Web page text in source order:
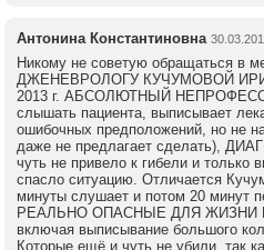
Антонина Константиновна
Никому не советую обращаться в
ДЖЕНЕВРОЛОГУ КУЧУМОВОЙ
2013 г. АБСОЛЮТНЫЙ
слышать пациента, выписывает
ошибочных предположений, но не
даже не предлагает сделать),
чуть не привело к гибели и только
спасло ситуацию. Отличается
минуты слушает и потом 20 минут
РЕАЛЬНО ОПАСНЫЕ ДЛЯ ЖИЗНИ
включая выписывание большого
Которые ещё и чуть не убили, так